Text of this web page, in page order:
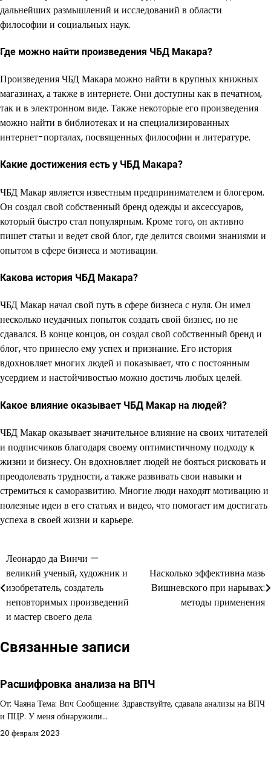
дальнейших размышлений и исследований в области
философии и социальных наук.
Где можно найти произведения ЧБД Макара?
Произведения ЧБД Макара можно найти в крупных книжных
магазинах, а также в интернете. Они доступны как в печатном,
так и в электронном виде. Также некоторые его произведения
можно найти в библиотеках и на специализированных
интернет-порталах, посвященных философии и литературе.
Какие достижения есть у ЧБД Макара?
ЧБД Макар является известным предпринимателем и блогером.
Он создал свой собственный бренд одежды и аксессуаров,
который быстро стал популярным. Кроме того, он активно
пишет статьи и ведет свой блог, где делится своими знаниями и
опытом в сфере бизнеса и мотивации.
Какова история ЧБД Макара?
ЧБД Макар начал свой путь в сфере бизнеса с нуля. Он имел
несколько неудачных попыток создать свой бизнес, но не
сдавался. В конце концов, он создал свой собственный бренд и
блог, что принесло ему успех и признание. Его история
вдохновляет многих людей и показывает, что с постоянным
усердием и настойчивостью можно достичь любых целей.
Какое влияние оказывает ЧБД Макар на людей?
ЧБД Макар оказывает значительное влияние на своих читателей
и подписчиков благодаря своему оптимистичному подходу к
жизни и бизнесу. Он вдохновляет людей не бояться рисковать и
преодолевать трудности, а также развивать свои навыки и
стремиться к саморазвитию. Многие люди находят мотивацию и
полезные идеи в его статьях и видео, что помогает им достигать
успеха в своей жизни и карьере.
Навигация
по
записям
Леонардо да Винчи —
великий ученый, художник и
изобретатель, создатель
неповторимых произведений
и мастер своего дела
Насколько эффективна мазь
Вишневского при нарывах:
методы применения
Связанные записи
Расшифровка анализа на ВПЧ
От: Чаяна Тема: Впч Сообщение: Здравствуйте, сдавала анализы на ВПЧ
и ПЦР. У меня обнаружили…
20 февраля 2023